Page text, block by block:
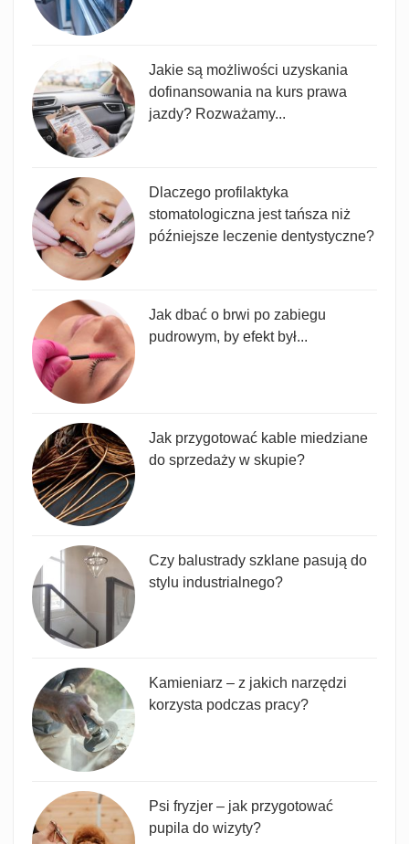
Jakie są możliwości uzyskania
dofinansowania na kurs prawa
jazdy? Rozważamy...
Dlaczego profilaktyka
stomatologiczna jest tańsza niż
późniejsze leczenie dentystyczne?
Jak dbać o brwi po zabiegu
pudrowym, by efekt był...
Jak przygotować kable miedziane
do sprzedaży w skupie?
Czy balustrady szklane pasują do
stylu industrialnego?
Kamieniarz – z jakich narzędzi
korzysta podczas pracy?
Psi fryzjer – jak przygotować
pupila do wizyty?